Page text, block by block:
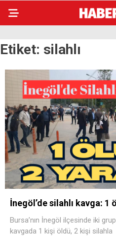
Etiket: silahlı
İnegöl’de silahlı kavga: 1
Bursa’nın İnegöl ilçesinde iki
kavgada 1 kişi öldü, 2 kişi silahla